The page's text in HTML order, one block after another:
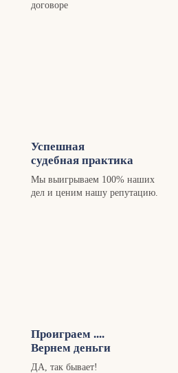
договоре
Успешная
судебная практика
Мы выигрываем 100% наших
дел и ценим нашу репутацию.
Проиграем ....
Вернем деньги
ДА, так бывает!